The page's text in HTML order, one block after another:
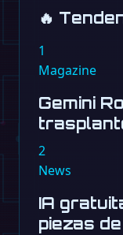
🔥
1
Magazine
Gemini
2
News
IA
piezas